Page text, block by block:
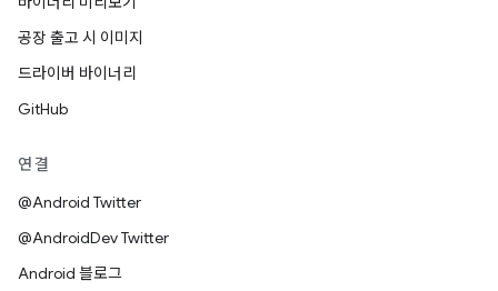
공장 출고 시 이미지
드라이버 바이너리
GitHub
연결
@Android Twitter
@AndroidDev Twitter
Android 블로그